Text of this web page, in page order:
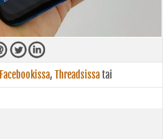
Facebookissa, Threadsissatai